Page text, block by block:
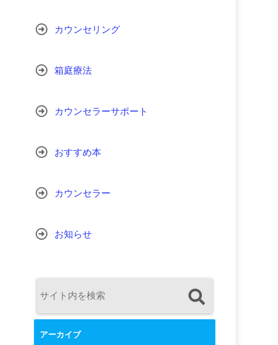
カウンセリング
箱庭療法
カウンセラーサポート
おすすめ本
カウンセラー
お知らせ
アーカイブ